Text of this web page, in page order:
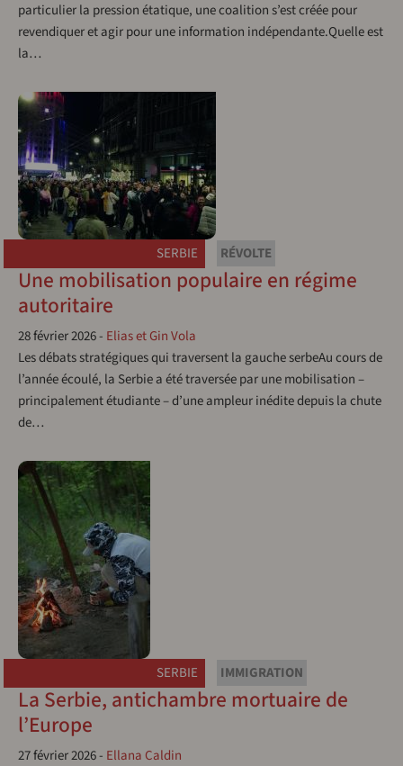
particulier la pression étatique, une coalition s’est créée pour
revendiquer et agir pour une information indépendante.Quelle est
la…
SERBIE RÉVOLTE
Une mobilisation populaire en régime
autoritaire
28 février 2026- Elias et Gin Vola
Les débats stratégiques qui traversent la gauche serbeAu cours de
l’année écoulé, la Serbie a été traversée par une mobilisation –
principalement étudiante – d’une ampleur inédite depuis la chute
de…
SERBIE IMMIGRATION
La Serbie, antichambre mortuaire de
l’Europe
27 février 2026- Ellana Caldin